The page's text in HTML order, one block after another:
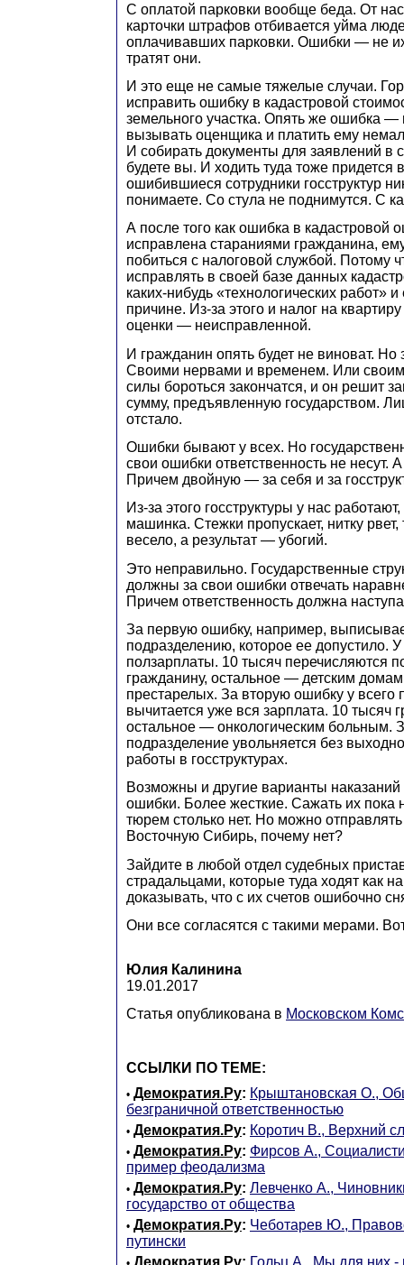
С оплатой парковки вообще беда. От
карточки штрафов отбивается уйма
оплачивавших парковки. Ошибки — не
тратят они.
И это еще не самые тяжелые случаи.
исправить ошибку в кадастровой
земельного участка. Опять же ошибка
вызывать оценщика и платить ему
И собирать документы для заявлений в
будете вы. И ходить туда тоже придется
ошибившиеся сотрудники госструктур
понимаете. Со стула не поднимутся. С
А после того как ошибка в кадастровой
исправлена стараниями гражданина,
побиться с налоговой службой. Потому
исправлять в своей базе данных
каких-нибудь «технологических работ»
причине. Из-за этого и налог на
оценки — неисправленной.
И гражданин опять будет не виноват. Но
Своими нервами и временем. Или
силы бороться закончатся, и он решит
сумму, предъявленную государством.
отстало.
Ошибки бывают у всех. Но
свои ошибки ответственность не несут.
Причем двойную — за себя и за
Из-за этого госструктуры у нас
машинка. Стежки пропускает, нитку рвет,
весело, а результат — убогий.
Это неправильно. Государственные
должны за свои ошибки отвечать
Причем ответственность должна
За первую ошибку, например,
подразделению, которое ее допустило.
ползарплаты. 10 тысяч перечисляются
гражданину, остальное — детским
престарелых. За вторую ошибку у всего
вычитается уже вся зарплата. 10 тысяч
остальное — онкологическим больным.
подразделение увольняется без
работы в госструктурах.
Возможны и другие варианты наказаний
ошибки. Более жесткие. Сажать их пока
тюрем столько нет. Но можно
Восточную Сибирь, почему нет?
Зайдите в любой отдел судебных
страдальцами, которые туда ходят как
доказывать, что с их счетов ошибочно
Они все согласятся с такими мерами.
Юлия Калинина
19.01.2017
Статья опубликована в Московском
ССЫЛКИ ПО ТЕМЕ:
• Демократия.Ру: Крыштановская О.,
безграничной ответственностью
• Демократия.Ру: Коротич В., Верхний
• Демократия.Ру: Фирсов А.,
пример феодализма
• Демократия.Ру: Левченко А.,
государство от общества
• Демократия.Ру: Чеботарев Ю.,
путински